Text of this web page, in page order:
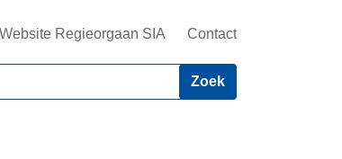
Website Regieorgaan SIA Contact